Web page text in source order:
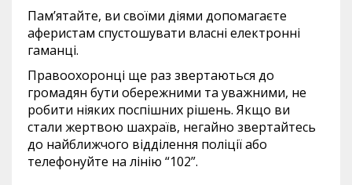
Пам’ятайте, ви своїми діями допомагаєте
аферистам спустошувати власні електронні
гаманці.
Правоохоронці ще раз звертаються до
громадян бути обережними та уважними, не
робити ніяких поспішних рішень. Якщо ви
стали жертвою шахраїв, негайно звертайтесь
до найближчого відділення поліції або
телефонуйте на лінію “102”.